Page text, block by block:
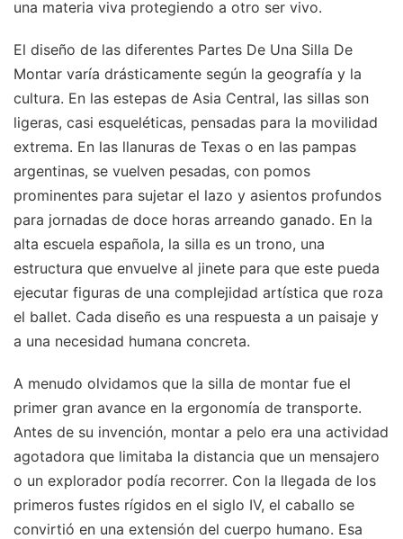
una materia viva protegiendo a otro ser vivo.
El diseño de las diferentes Partes De Una Silla De
Montar varía drásticamente según la geografía y la
cultura. En las estepas de Asia Central, las sillas son
ligeras, casi esqueléticas, pensadas para la movilidad
extrema. En las llanuras de Texas o en las pampas
argentinas, se vuelven pesadas, con pomos
prominentes para sujetar el lazo y asientos profundos
para jornadas de doce horas arreando ganado. En la
alta escuela española, la silla es un trono, una
estructura que envuelve al jinete para que este pueda
ejecutar figuras de una complejidad artística que roza
el ballet. Cada diseño es una respuesta a un paisaje y
a una necesidad humana concreta.
A menudo olvidamos que la silla de montar fue el
primer gran avance en la ergonomía de transporte.
Antes de su invención, montar a pelo era una actividad
agotadora que limitaba la distancia que un mensajero
o un explorador podía recorrer. Con la llegada de los
primeros fustes rígidos en el siglo IV, el caballo se
convirtió en una extensión del cuerpo humano. Esa